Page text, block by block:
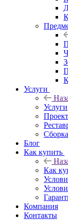
Услуги
Услуги
Блог
Как купить
Как
Компания
Контакты